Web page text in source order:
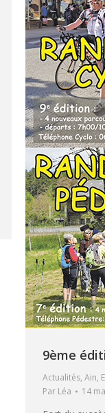
9ème
Actualités, Ain,
Par Léa 14